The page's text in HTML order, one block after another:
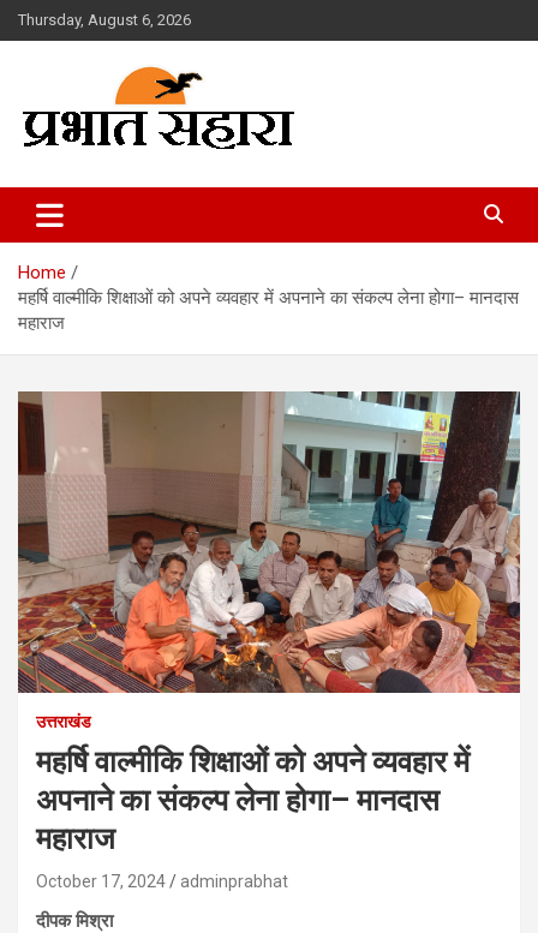
Skip
to
Thursday, August 6, 2026
Prabhat Sahara
Home
महर्षि वाल्मीकि शिक्षाओं को अपने व्यवहार में अपनाने का संकल्प लेना होगा– मानदास
महाराज
उत्तराखंड
महर्षि वाल्मीकि शिक्षाओं को अपने व्यवहार में
अपनाने का संकल्प लेना होगा– मानदास
महाराज
October 17, 2024 adminprabhat
दीपक मिश्रा